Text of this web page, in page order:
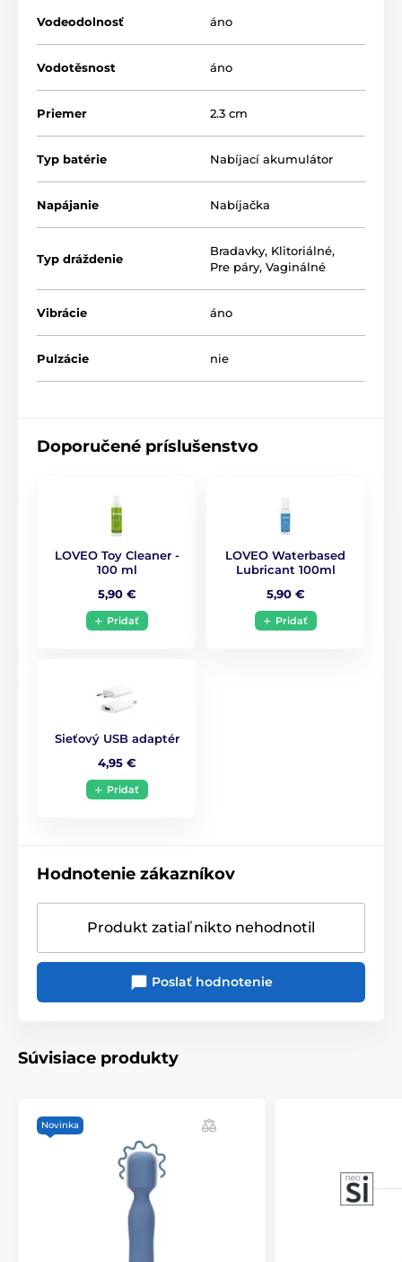
Vodeodolnosť áno
Vodotěsnost áno
Priemer 2.3 cm
Typ batérie Nabíjací akumulátor
Napájanie Nabíjačka
Typ dráždenie
Bradavky, Klitoriálné,
Pre páry, Vaginálné
Vibrácie áno
Pulzácie nie
Doporučené príslušenstvo
LOVEO Toy Cleaner -
100 ml
5,90 €
Pridať
LOVEO Waterbased
Lubricant 100ml
5,90 €
Pridať
Sieťový USB adaptér
4,95 €
Pridať
Hodnotenie zákazníkov
Produkt zatiaľ nikto nehodnotil
Poslať hodnotenie
Súvisiace produkty
Novinka